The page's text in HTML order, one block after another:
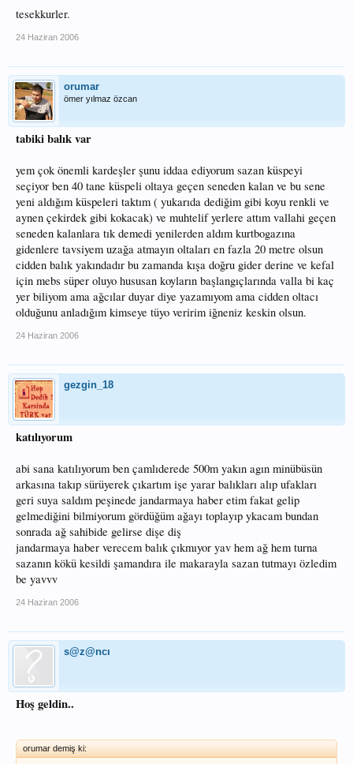
tesekkurler.
24 Haziran 2006
orumar
ömer yılmaz özcan
tabiki balık var
yem çok önemli kardeşler şunu iddaa ediyorum sazan küspeyi
seçiyor ben 40 tane küspeli oltaya geçen seneden kalan ve bu sene
yeni aldığım küspeleri taktım ( yukarıda dediğim gibi koyu renkli ve
aynen çekirdek gibi kokacak) ve muhtelif yerlere attım vallahi geçen
seneden kalanlara tık demedi yenilerden aldım kurtbogazına
gidenlere tavsiyem uzağa atmayın oltaları en fazla 20 metre olsun
cidden balık yakındadır bu zamanda kışa doğru gider derine ve kefal
için mebs süper oluyo hususan koyların başlangıçlarında valla bi kaç
yer biliyom ama ağcılar duyar diye yazamıyom ama cidden oltacı
olduğunu anladığım kimseye tüyo veririm iğneniz keskin olsun.
24 Haziran 2006
gezgin_18
katılıyorum
abi sana katılıyorum ben çamlıderede 500m yakın agın minübüsün
arkasına takıp sürüyerek çıkartım işe yarar balıkları alıp ufakları
geri suya saldım peşinede jandarmaya haber etim fakat gelip
gelmediğini bilmiyorum gördüğüm ağayı toplayıp ykacam bundan
sonrada ağ sahibide gelirse dişe diş
jandarmaya haber verecem balık çıkmıyor yav hem ağ hem turna
sazanın kökü kesildi şamandıra ile makarayla sazan tutmayı özledim
be yavvv
24 Haziran 2006
s@z@ncı
Hoş geldin..
orumar demiş ki: